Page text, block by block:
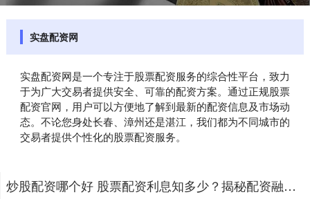
实盘配资网
实盘配资网是一个专注于股票配资服务的综合性平台，致力
于为广大交易者提供安全、可靠的配资方案。通过正规股票
配资官网，用户可以方便地了解到最新的配资信息及市场动
态。不论您身处长春、漳州还是湛江，我们都为不同城市的
交易者提供个性化的股票配资服务。
炒股配资哪个好 股票配资利息知多少？揭秘配资融资的成本